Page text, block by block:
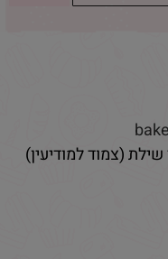
(צמוד למודיעין)